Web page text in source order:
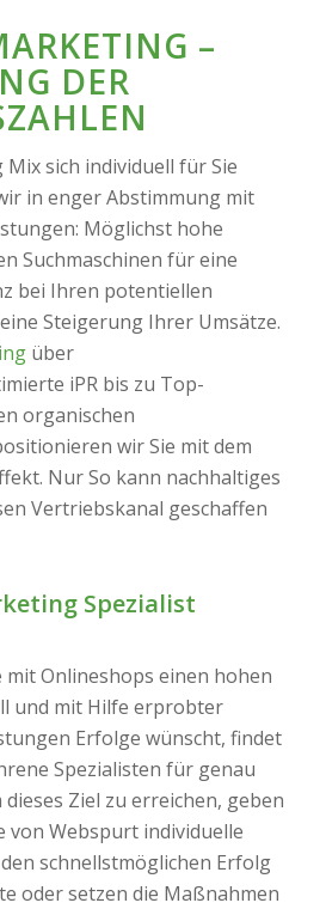
–
DER
sich individuell für Sie
in enger Abstimmung mit
Möglichst hohe
Suchmaschinen für eine
bei Ihren potentiellen
Steigerung Ihrer Umsätze.
über
iPR bis zu Top-
organischen
wir Sie mit dem
Nur So kann nachhaltiges
Vertriebskanal geschaffen
Spezialist
mit Onlineshops einen hohen
und mit Hilfe erprobter
Erfolge wünscht, findet
Spezialisten für genau
dieses Ziel zu erreichen, geben
von Webspurt individuelle
schnellstmöglichen Erfolg
oder setzen die Maßnahmen